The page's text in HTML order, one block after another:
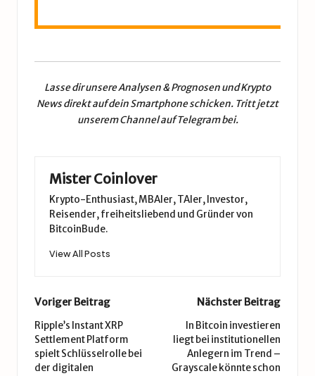
Lasse dir unsereAnalysen & PrognosenundKrypto
Newsdirekt auf dein Smartphone schicken. Tritt jetzt
unseremChannel auf Telegrambei.
Mister Coinlover
Krypto-Enthusiast, MBAler, TAler, Investor,
Reisender, freiheitsliebend und Gründer von
BitcoinBude.
View All Posts
Post
navigation
Voriger Beitrag
Ripple’s Instant XRP
Settlement Platform
spielt Schlüsselrolle bei
der digitalen
Nächster Beitrag
In Bitcoin investieren
liegt bei institutionellen
Anlegern im Trend –
Grayscale könnte schon